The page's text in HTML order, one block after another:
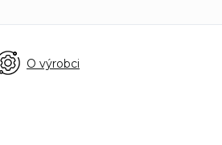
O výrobci